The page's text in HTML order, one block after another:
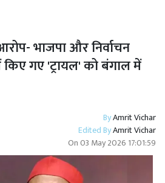
भाजपा और निर्वाचन
गए 'ट्रायल' को बंगाल में
ByAmrit Vichar
Edited ByAmrit Vichar
On03 May 2026 17:01:59